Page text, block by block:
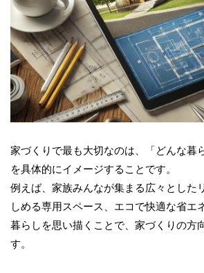
家づくりで最も大切なのは、「どんな暮
を具体的にイメージすることです。
例えば、家族みんなが集まる広々とした
しめる専用スペース、エコで快適な省エ
暮らしを思い描くことで、家づくりの方
す。